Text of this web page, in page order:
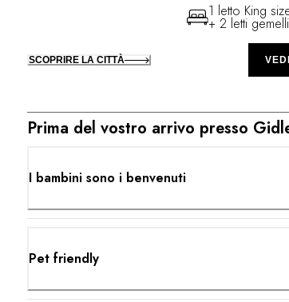
Prima del vostro arrivo presso
I bambini sono i benvenuti
Pet friendly
1 letto King
+ 2 letti gemelli
SCOPRIRE LA CITTÀ